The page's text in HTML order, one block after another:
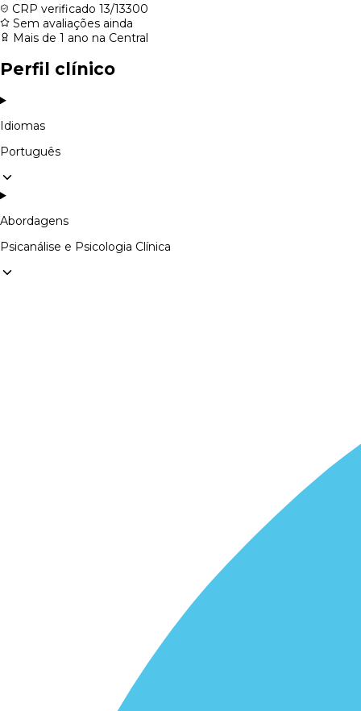
CRP verificado 13/13300
Sem avaliações ainda
Mais de 1 ano na Central
Perfil clínico
Idiomas
Português
Abordagens
Psicanálise e Psicologia Clínica